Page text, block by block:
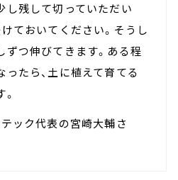
し残して切っていただい
ておいてください。そうし
ずつ伸びてきます。ある程
たら、土に植えて育てる
ック代表の宮崎大輔さ